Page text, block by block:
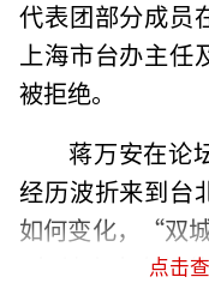
代表团部分成员
上海市台办主任
被拒绝。
蒋万安在论
经历波折来到台
如何变化，“双
5年地方事务性
点击